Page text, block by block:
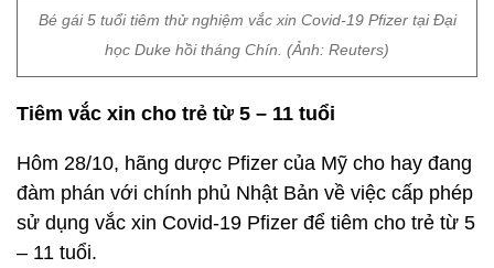
Bé gái 5 tuổi tiêm thử nghiệm vắc xin Covid-19 Pfizer tại Đại
học Duke hồi tháng Chín. (Ảnh: Reuters)
Tiêm vắc xin cho trẻ từ 5 – 11 tuổi
Hôm 28/10, hãng dược Pfizer của Mỹ cho hay đang
đàm phán với chính phủ Nhật Bản về việc cấp phép
sử dụng vắc xin Covid-19 Pfizer để tiêm cho trẻ từ 5
– 11 tuổi.